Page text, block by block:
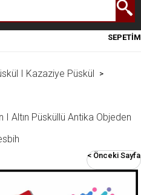
SEPETİM
I Kazaziye Püskül >
Altın Püsküllü Antika Objeden
< Önceki Sayfa